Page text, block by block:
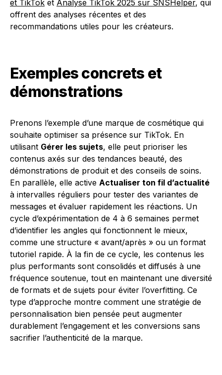
et TikTok et Analyse TikTok 2025 sur SNSHelper, qui
offrent des analyses récentes et des
recommandations utiles pour les créateurs.
Exemples concrets et
démonstrations
Prenons l’exemple d’une marque de cosmétique qui
souhaite optimiser sa présence sur TikTok. En
utilisant Gérer les sujets, elle peut prioriser les
contenus axés sur des tendances beauté, des
démonstrations de produit et des conseils de soins.
En parallèle, elle active Actualiser ton fil d’actualité
à intervalles réguliers pour tester des variantes de
messages et évaluer rapidement les réactions. Un
cycle d’expérimentation de 4 à 6 semaines permet
d’identifier les angles qui fonctionnent le mieux,
comme une structure « avant/après » ou un format
tutoriel rapide. À la fin de ce cycle, les contenus les
plus performants sont consolidés et diffusés à une
fréquence soutenue, tout en maintenant une diversité
de formats et de sujets pour éviter l’overfitting. Ce
type d’approche montre comment une stratégie de
personnalisation bien pensée peut augmenter
durablement l’engagement et les conversions sans
sacrifier l’authenticité de la marque.